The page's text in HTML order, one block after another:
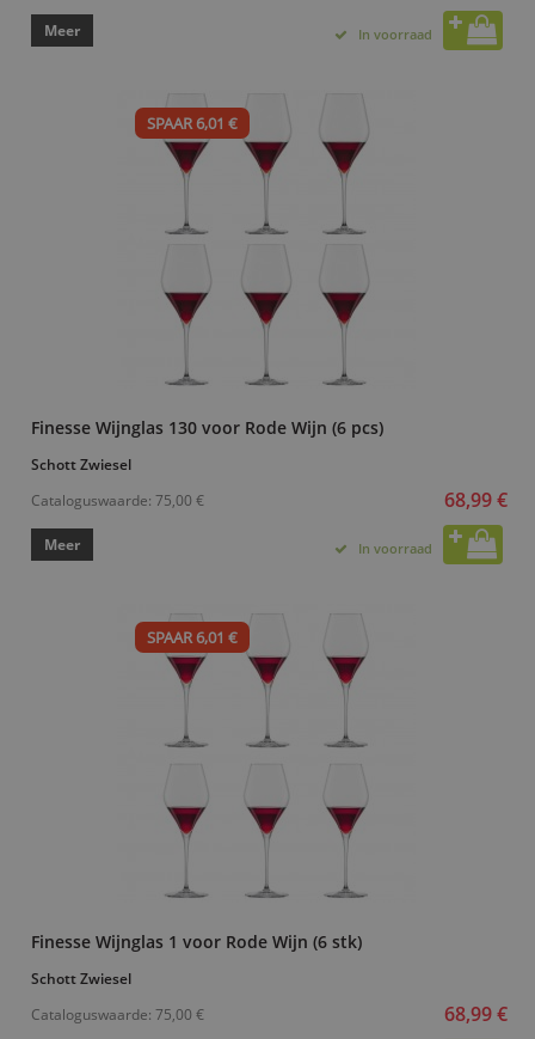
Meer In voorraad
SPAAR 6,01 €
Finesse Wijnglas 130 voor Rode Wijn (6 pcs)
Schott Zwiesel
Cataloguswaarde: 75,00 € 68,99 €
Meer In voorraad
SPAAR 6,01 €
Finesse Wijnglas 1 voor Rode Wijn (6 stk)
Schott Zwiesel
Cataloguswaarde: 75,00 € 68,99 €